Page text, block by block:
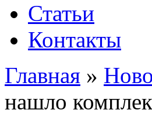
Статьи
Контакты
Главная »
нашло